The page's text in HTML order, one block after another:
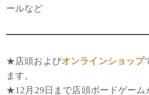
ールなど
★店頭およびオンラインショップ
ます。
★12月29日まで店頭ボードゲーム